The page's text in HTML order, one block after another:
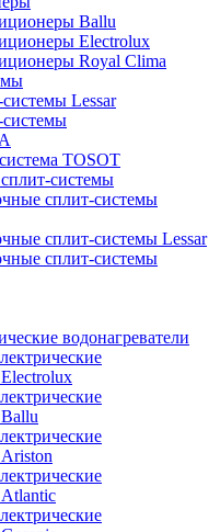
Ballu
Electrolux
Royal Clima
Lessar
системы
TOSOT
системы
сплит-системы
сплит-системы Lessar
сплит-системы
водонагреватели
Atlantic